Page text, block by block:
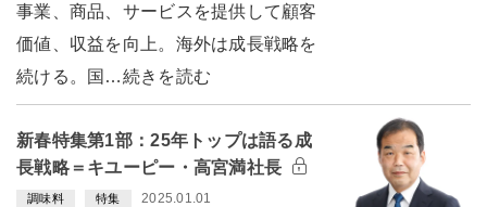
事業、商品、サービスを提供して顧客
価値、収益を向上。海外は成長戦略を
続ける。国…続きを読む
新春特集第1部：25年トップは語る成
長戦略＝キユーピー・高宮満社長
調味料 特集 2025.01.01